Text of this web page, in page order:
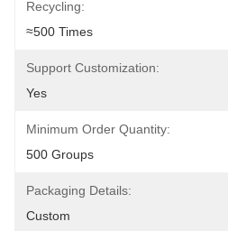
Recycling:
≈500 Times
Support Customization:
Yes
Minimum Order Quantity:
500 Groups
Packaging Details:
Custom